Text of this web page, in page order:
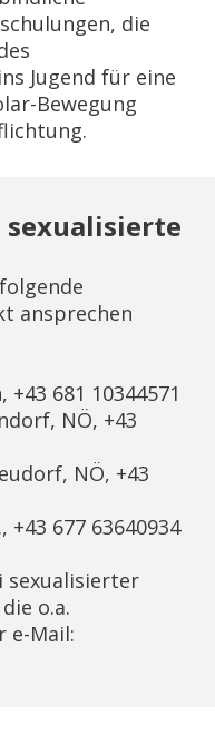
die
Jugend für eine
Bewegung
sexualisierte
ansprechen
681 10344571
NÖ, +43
NÖ, +43
677 63640934
sexualisierter
o.a.
e-Mail: